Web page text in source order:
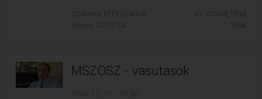
Csatorna: MTV híradók
Hossz: 00:07:04
ID: 02268_1994
1994
MSZOSZ - vasutasok
1994. 12. 17. - 19:30